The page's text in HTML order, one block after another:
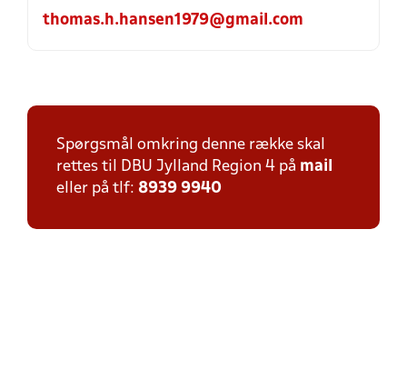
thomas.h.hansen1979@gmail.com
Spørgsmål omkring denne række skal
rettes til DBU Jylland Region 4 på mail
eller på tlf: 8939 9940